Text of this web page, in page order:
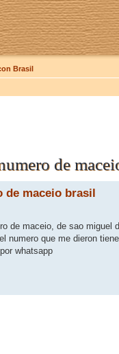
Brasil
de
de maceio brasil
de maceio, de sao miguel
numero que me dieron
whatsapp